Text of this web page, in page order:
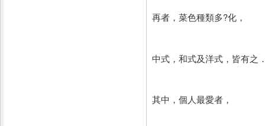
再者，菜色種類多?化，
中式，和式及洋式，皆有之
其中，個人最愛者，